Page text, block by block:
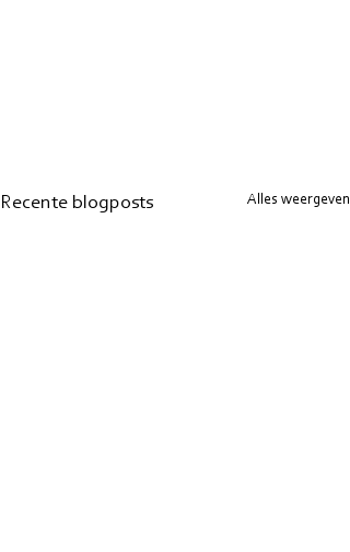
Recente blogposts Alles weergeven